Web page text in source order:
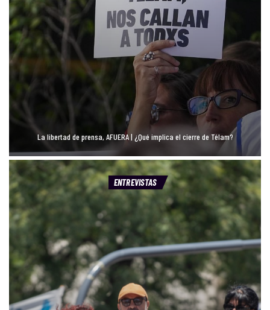
La libertad de prensa, AFUERA | ¿Qué implica el cierre de Télam?
ENTREVISTAS